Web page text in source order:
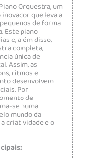
Orquestra, um
que leva a
de forma
Este piano
e, além disso,
completa,
única de
Assim, as
ritmos e
desenvolvem
Por
de
se numa
mundo da
criatividade e o